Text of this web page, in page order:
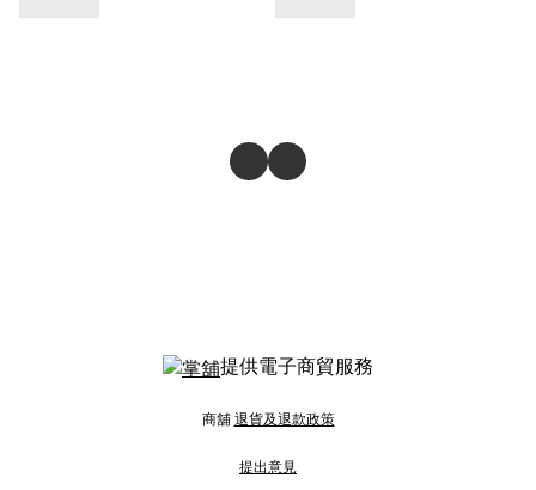
提供電子商貿服務
商舖 退貨及退款政策
提出意見